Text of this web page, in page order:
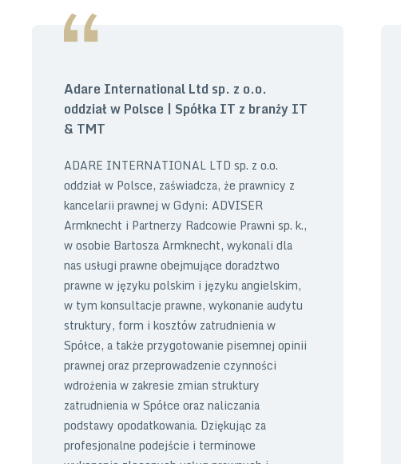
Adare International Ltd sp. z o.o.
oddział w Polsce | Spółka IT z branży IT
& TMT
ADARE INTERNATIONAL LTD sp. z o.o.
oddział w Polsce, zaświadcza, że prawnicy z
kancelarii prawnej w Gdyni: ADVISER
Armknecht i Partnerzy Radcowie Prawni sp. k.,
w osobie Bartosza Armknecht, wykonali dla
nas usługi prawne obejmujące doradztwo
prawne w języku polskim i języku angielskim,
w tym konsultacje prawne, wykonanie audytu
struktury, form i kosztów zatrudnienia w
Spółce, a także przygotowanie pisemnej opinii
prawnej oraz przeprowadzenie czynności
wdrożenia w zakresie zmian struktury
zatrudnienia w Spółce oraz naliczania
podstawy opodatkowania. Dziękując za
profesjonalne podejście i terminowe